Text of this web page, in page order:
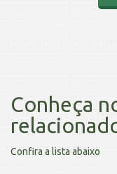
Conheça
Confira a lista abaixo